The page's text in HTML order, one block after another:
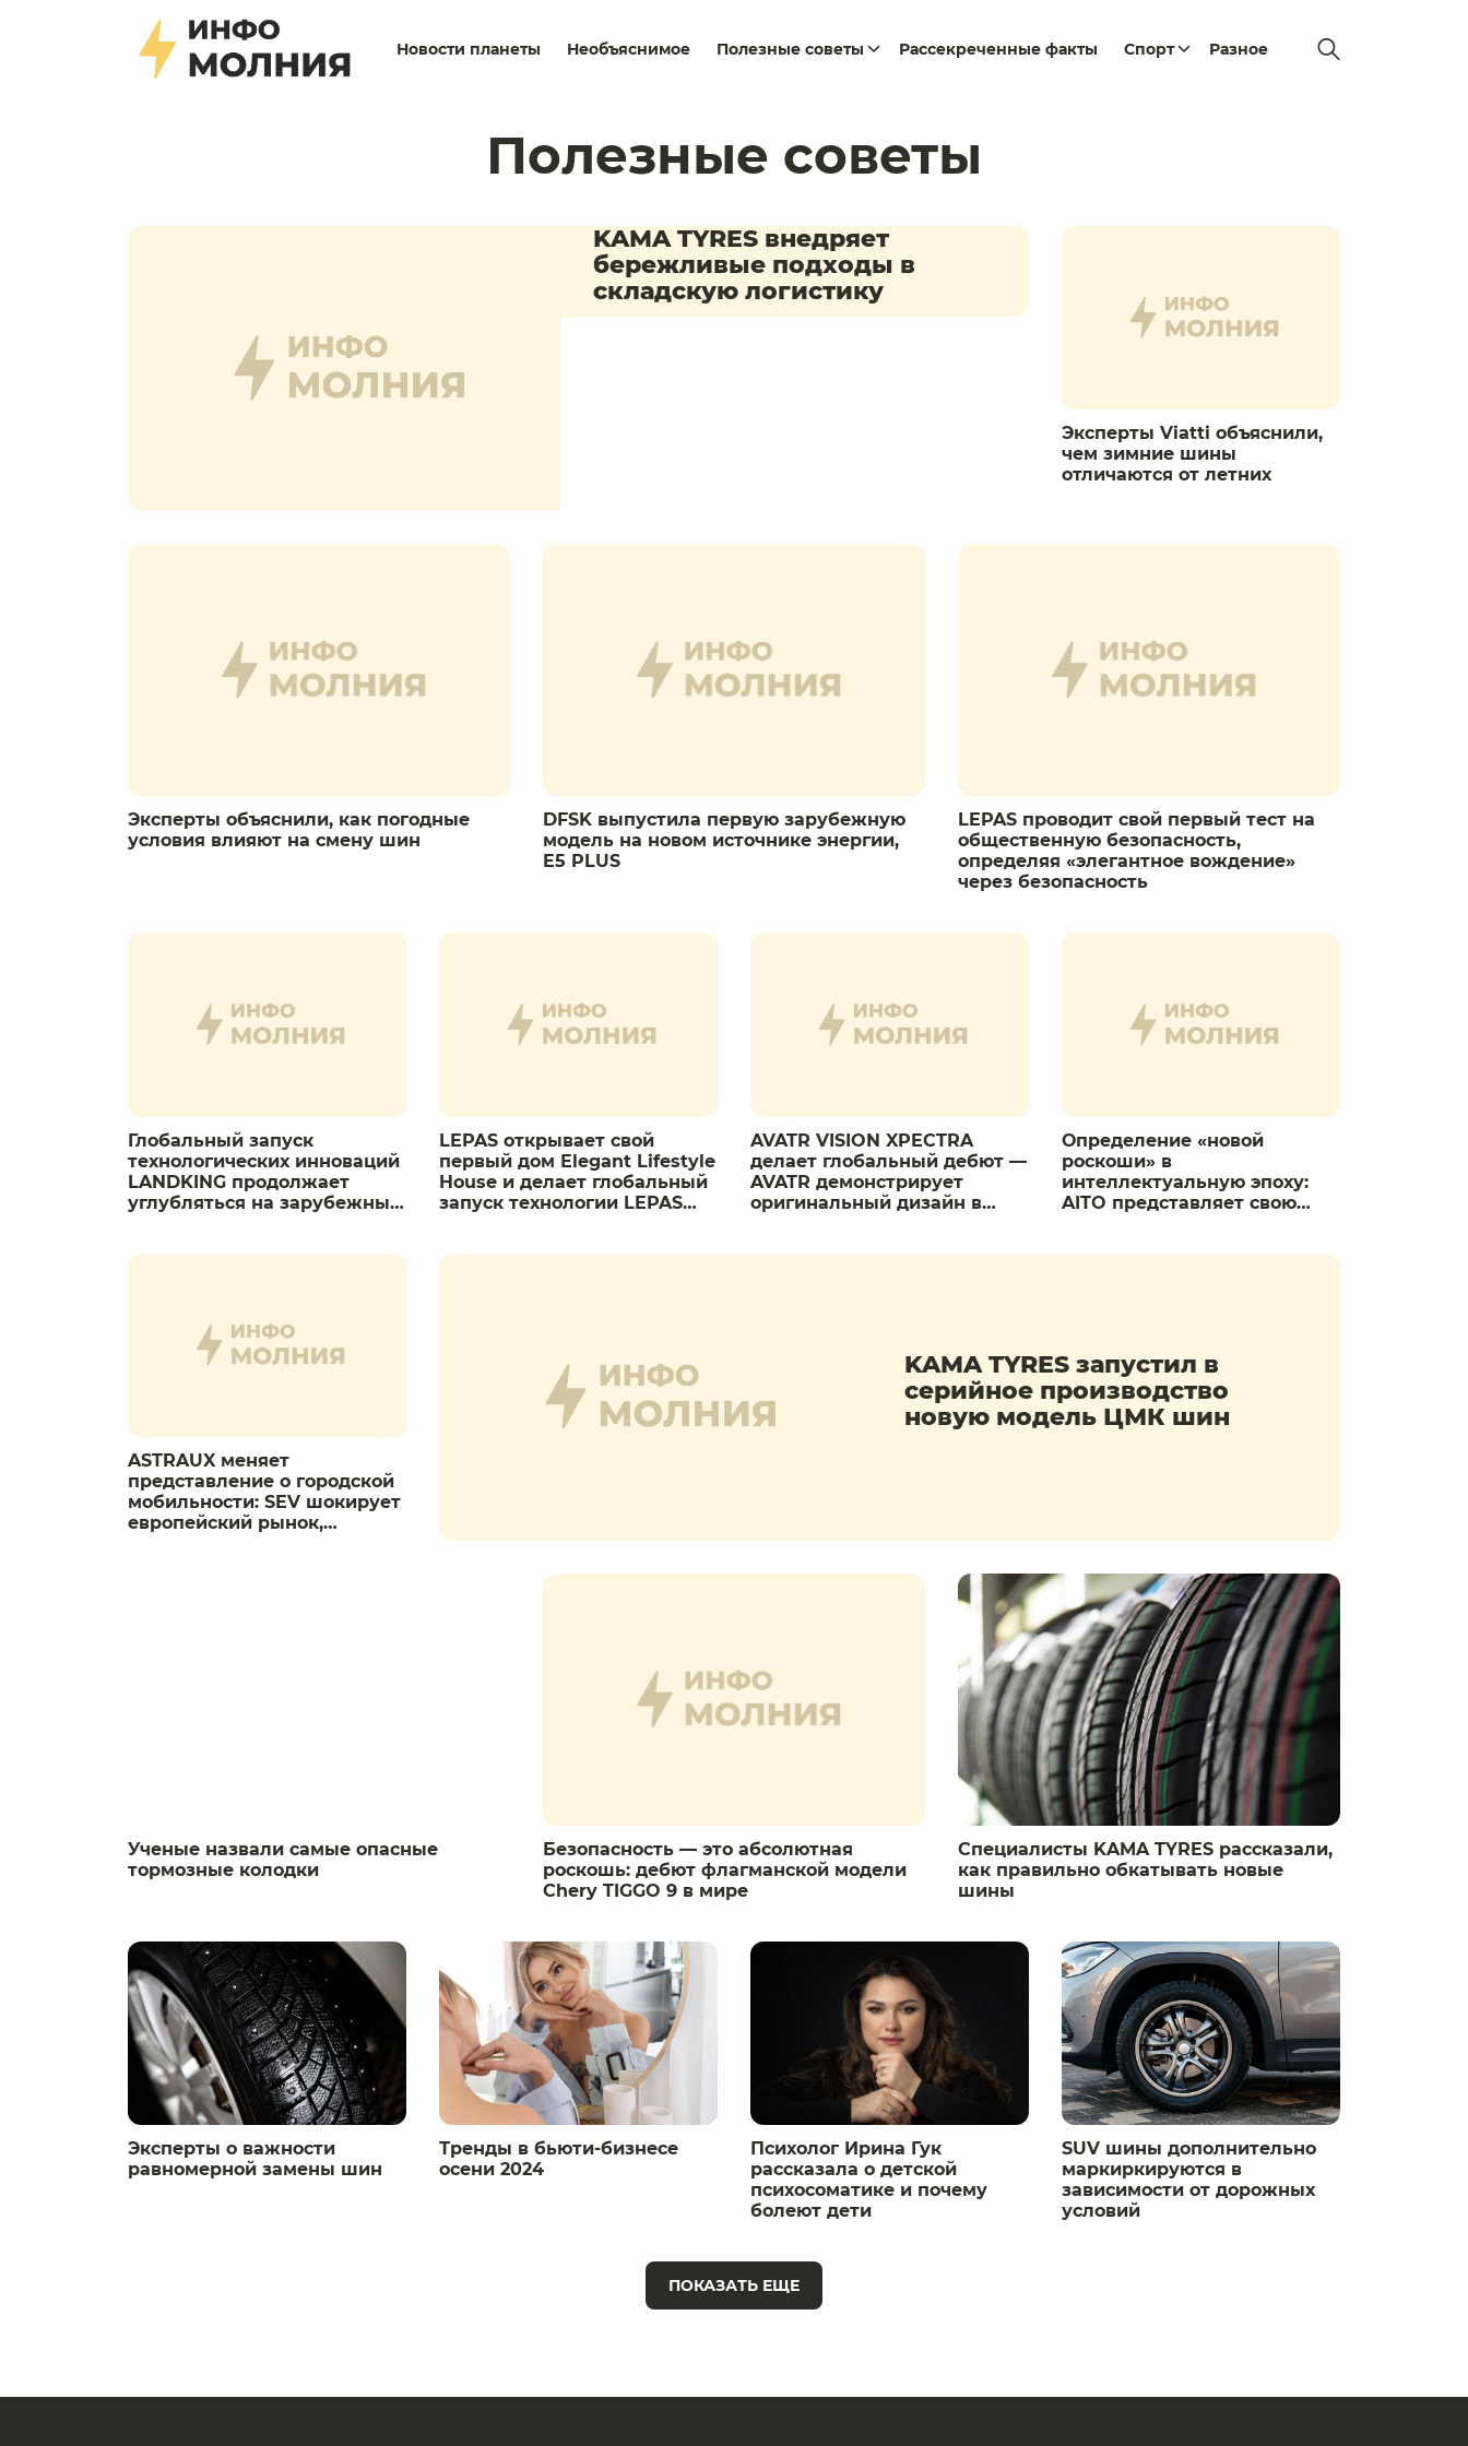
Новости планеты Необъяснимое Полезные советы Рассекреченные факты Спорт Разное
Полезные советы
KAMA TYRES внедряет
бережливые подходы в
складскую логистику
Эксперты Viatti объяснили,
чем зимние шины
отличаются от летних
Эксперты объяснили, как погодные
условия влияют на смену шин
DFSK выпустила первую зарубежную
модель на новом источнике энергии,
E5 PLUS
LEPAS проводит свой первый тест на
общественную безопасность,
определяя «элегантное вождение»
через безопасность
Глобальный запуск
технологических инноваций
LANDKING продолжает
углубляться на зарубежных
LEPAS открывает свой
первый дом Elegant Lifestyle
House и делает глобальный
запуск технологии LEPAS
AVATR VISION XPECTRA
делает глобальный дебют —
AVATR демонстрирует
оригинальный дизайн в
Определение «новой
роскоши» в
интеллектуальную эпоху:
AITO представляет свою
ASTRAUX меняет
представление о городской
мобильности: SEV шокирует
европейский рынок,
KAMA TYRES запустил в
серийное производство
новую модель ЦМК шин
Ученые назвали самые опасные
тормозные колодки
Безопасность — это абсолютная
роскошь: дебют флагманской модели
Chery TIGGO 9 в мире
Специалисты KAMA TYRES рассказали,
как правильно обкатывать новые
шины
Эксперты о важности
равномерной замены шин
Тренды в бьюти-бизнесе
осени 2024
Психолог Ирина Гук
рассказала о детской
психосоматике и почему
болеют дети
SUV шины дополнительно
маркиркируются в
зависимости от дорожных
условий
ПОКАЗАТЬ ЕЩЕ